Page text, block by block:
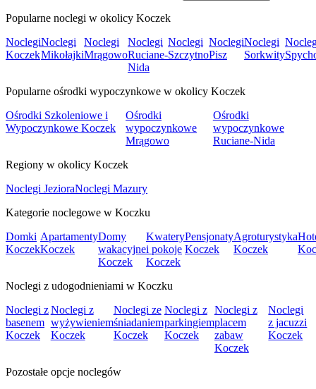
Popularne noclegi w okolicy Koczek
Noclegi
Koczek
Noclegi
Mikołajki
Noclegi
Mrągowo
Noclegi
Ruciane-
Nida
Noclegi
Szczytno
Noclegi
Pisz
Noclegi
Sorkwity
Popularne ośrodki wypoczynkowe w okolicy Koczek
Ośrodki Szkoleniowe i
Wypoczynkowe Koczek
Ośrodki
wypoczynkowe
Mrągowo
Ośrodki
wypoczynkowe
Ruciane-Nida
Regiony w okolicy Koczek
Noclegi JezioraNoclegi Mazury
Kategorie noclegowe w Koczku
Domki
Koczek
Apartamenty
Koczek
Domy
wakacyjne
Koczek
Kwatery
i pokoje
Koczek
Pensjonaty
Koczek
Agroturystyka
Koczek
Noclegi z udogodnieniami w Koczku
Noclegi z
basenem
Koczek
Noclegi z
wyżywieniem
Koczek
Noclegi ze
śniadaniem
Koczek
Noclegi z
parkingiem
Koczek
Noclegi z
placem
zabaw
Koczek
Noclegi
z jacuzzi
Koczek
Pozostałe opcje noclegów